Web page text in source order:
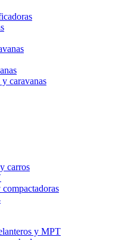
caravanas
carros
y MPT